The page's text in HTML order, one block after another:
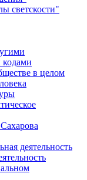
светскости"
в целом
деятельность